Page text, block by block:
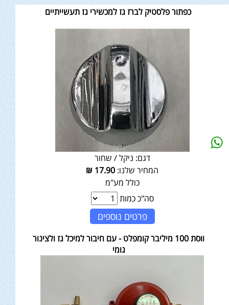
כפתור פלסטיק לברז גז למכשירי גז תעשייתיים
דגם: ניקל / שחור
המחיר שלנו: 17.90
₪
כולל מע"מ
סה"כ כמות
פרטים נוספים
ווסת 100 מיליבר קומפלט - עם חיבור למיכל גז ולצינור
גומי